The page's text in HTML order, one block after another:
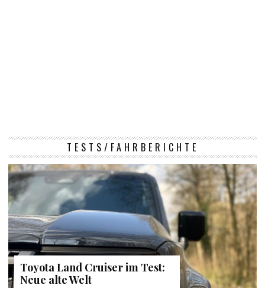
TESTS/FAHRBERICHTE
Toyota Land Cruiser im Test:
Neue alte Welt